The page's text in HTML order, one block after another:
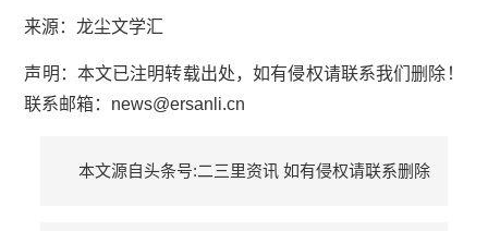
来源：龙尘文学汇
声明：本文已注明转载出处，如有侵权请联系我们删除！
联系邮箱：news@ersanli.cn
本文源自头条号:二三里资讯 如有侵权请联系删除